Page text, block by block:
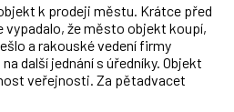
k prodeji městu. Krátce před
vypadalo, že město objekt koupí,
a rakouské vedení firmy
další jednání s úředníky. Objekt
veřejnosti. Za pětadvacet